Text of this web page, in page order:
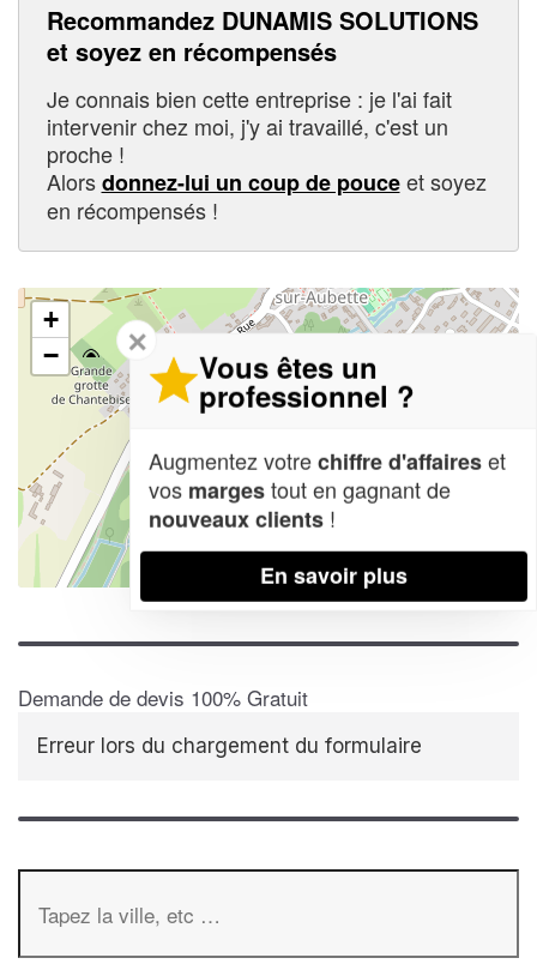
Recommandez DUNAMIS SOLUTIONS
et soyez en récompensés
Je connais bien cette entreprise : je l'ai fait
intervenir chez moi, j'y ai travaillé, c'est un
proche !
Alorsdonnez-lui un coup de pouceet soyez
en récompensés !
+
−
| Map data ©OpenStreetMap contributors,
Demande de devis 100% Gratuit
Erreur lors du chargement du formulaire
✕
Vous êtes un
professionnel ?
Augmentez votrechiffre d'affaireset
vos margestout en gagnant de
nouveaux clients !
En savoir plus